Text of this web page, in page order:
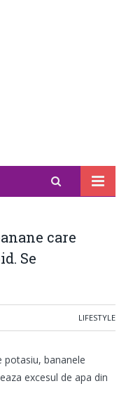
care
Se
LIFESTYLE
potasiu, bananele
excesul de apa din